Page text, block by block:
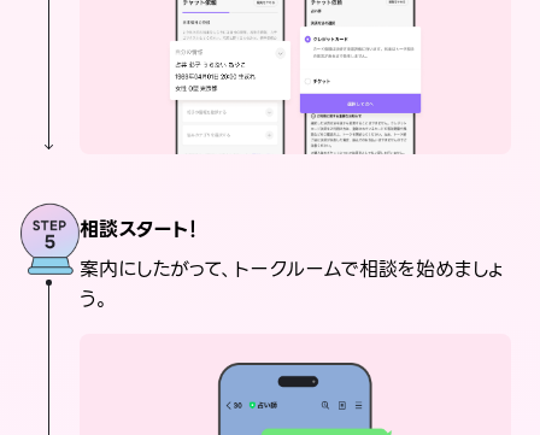
相談スタート！
案内にしたがって、トークルームで相談を始めましょ
う。